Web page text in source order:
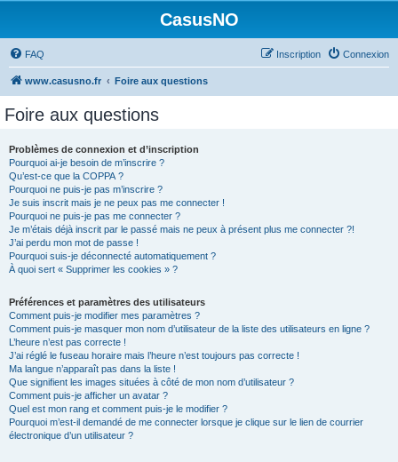
CasusNO
FAQ Connexion
Inscription
www.casusno.fr Foire aux questions
Foire aux questions
Problèmes de connexion et d’inscription
Pourquoi ai-je besoin de m’inscrire ?
Qu’est-ce que la COPPA ?
Pourquoi ne puis-je pas m’inscrire ?
Je suis inscrit mais je ne peux pas me connecter !
Pourquoi ne puis-je pas me connecter ?
Je m’étais déjà inscrit par le passé mais ne peux à présent plus me connecter ?!
J’ai perdu mon mot de passe !
Pourquoi suis-je déconnecté automatiquement ?
À quoi sert « Supprimer les cookies » ?
Préférences et paramètres des utilisateurs
Comment puis-je modifier mes paramètres ?
Comment puis-je masquer mon nom d’utilisateur de la liste des utilisateurs en ligne ?
L’heure n’est pas correcte !
J’ai réglé le fuseau horaire mais l’heure n’est toujours pas correcte !
Ma langue n’apparaît pas dans la liste !
Que signifient les images situées à côté de mon nom d’utilisateur ?
Comment puis-je afficher un avatar ?
Quel est mon rang et comment puis-je le modifier ?
Pourquoi m’est-il demandé de me connecter lorsque je clique sur le lien de courrier
électronique d’un utilisateur ?